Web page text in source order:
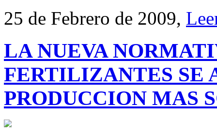
25 de Febrero de 2009,
LA NUEVA
FERTILIZANTES SE
PRODUCCION MAS